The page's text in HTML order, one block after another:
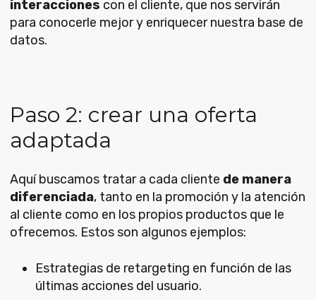
interacciones con el cliente, que nos servirán
para conocerle mejor y enriquecer nuestra base de
datos.
Paso 2: crear una oferta
adaptada
Aquí buscamos tratar a cada cliente de manera
diferenciada, tanto en la promoción y la atención
al cliente como en los propios productos que le
ofrecemos. Estos son algunos ejemplos:
Estrategias de retargeting en función de las
últimas acciones del usuario.